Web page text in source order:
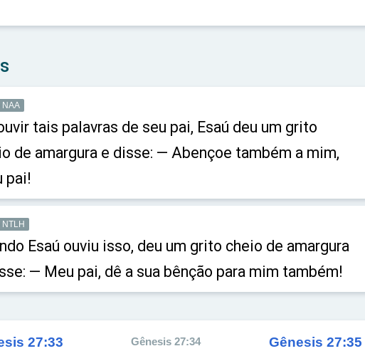
NAA
tais palavras de seu pai, Esaú deu um grito
de amargura e disse: — Abençoe também a mim,
pai!
NTLH
Esaú ouviu isso, deu um grito cheio de amargura
— Meu pai, dê a sua bênção para mim também!
27:33 Gênesis 27:34 Gênesis 27:35